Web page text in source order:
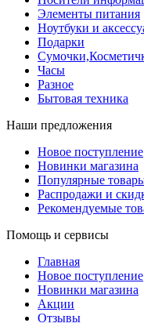
Элементы питания
Ноутбуки и
Подарки
Часы
Разное
Бытовая техника
Наши предложения
Новое поступление
Новинки магазина
Популярные
Распродажи и
Рекомендуемые
Помощь и сервисы
Главная
Новое поступление
Новинки магазина
Акции
Отзывы